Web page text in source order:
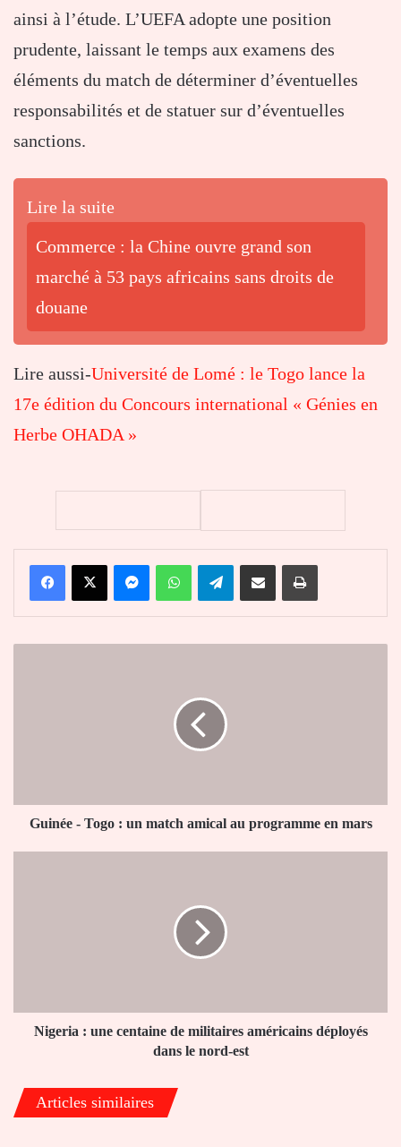
ainsi à l’étude. L’UEFA adopte une position
prudente, laissant le temps aux examens des
éléments du match de déterminer d’éventuelles
responsabilités et de statuer sur d’éventuelles
sanctions.
Lire la suite
Commerce : la Chine ouvre grand son
marché à 53 pays africains sans droits de
douane
Lire aussi-Université de Lomé : le Togo lance la
17e édition du Concours international « Génies en
Herbe OHADA »
FacebookX MessengerWhatsAppTelegramPartager par email Imprimer
programme
Guinée - Togo : un match amical au programme en mars
dans
Nigeria : une centaine de militaires américains déployés
dans le nord-est
Articles similaires